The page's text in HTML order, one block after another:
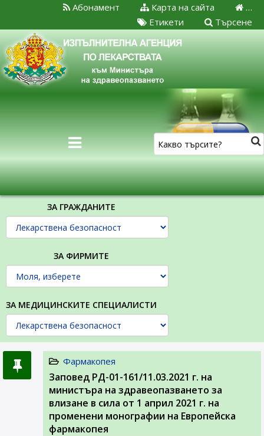
…
Карта на сайта
Абонамент
Търсене
Етикети
ЗА ГРАЖДАНИТЕ
ЗА ФИРМИТЕ
ЗА МЕДИЦИНСКИТЕ СПЕЦИАЛИСТИ
Фармакопея
Заповед РД-01-161/11.03.2021 г. на
министъра на здравеопазването за
влизане в сила от 1 април 2021 г. на
променени монографии на Европейска
фармакопея